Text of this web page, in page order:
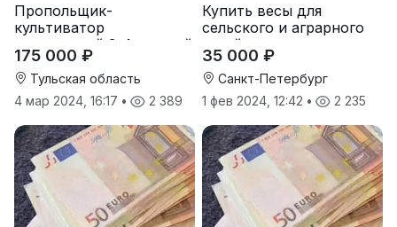
Пропольщик-
культиватор
штригерный 3-4-рядный
«ТУЛКА-3/4»
175 000 ₽
Тульская область
4 мар 2024, 16:17 • 2 389
Купить весы для
сельского и аграрного
хозяйства от
производителя
35 000 ₽
Санкт-Петербург
1 фев 2024, 12:42 • 2 235